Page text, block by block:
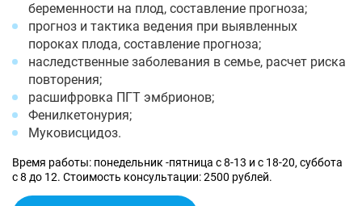
беременности на плод, составление прогноза;
прогноз и тактика ведения при выявленных
пороках плода, составление прогноза;
наследственные заболевания в семье, расчет риска
повторения;
расшифровка ПГТ эмбрионов;
Фенилкетонурия;
Муковисцидоз.
Время работы: понедельник -пятница с 8-13 и с 18-20, суббота
с 8 до 12. Стоимость консультации: 2500 рублей.